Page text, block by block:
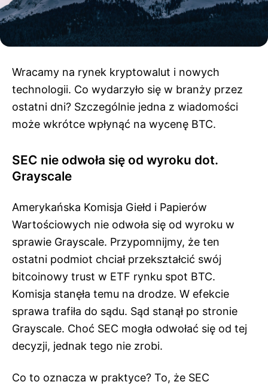
Wracamy na rynek kryptowalut i nowych
technologii. Co wydarzyło się w branży przez
ostatni dni? Szczególnie jedna z wiadomości
może wkrótce wpłynąć na wycenę BTC.
SEC nie odwoła się od wyroku dot.
Grayscale
Amerykańska Komisja Giełd i Papierów
Wartościowych nie odwoła się od wyroku w
sprawie Grayscale. Przypomnijmy, że ten
ostatni podmiot chciał przekształcić swój
bitcoinowy trust w ETF rynku spot BTC.
Komisja stanęła temu na drodze. W efekcie
sprawa trafiła do sądu. Sąd stanął po stronie
Grayscale. Choć SEC mogła odwołać się od tej
decyzji, jednak tego nie zrobi.
Co to oznacza w praktyce? To, że SEC